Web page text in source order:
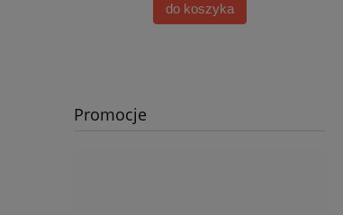
do koszyka
Promocje